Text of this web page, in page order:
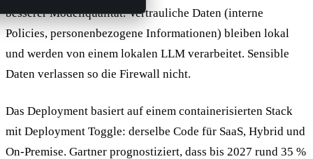
besserer Modellqualität. Vertrauliche Daten (interne
Policies, personenbezogene Informationen) bleiben lokal
und werden von einem lokalen LLM verarbeitet. Sensible
Daten verlassen so die Firewall nicht.
Das Deployment basiert auf einem containerisierten Stack
mit Deployment Toggle: derselbe Code für SaaS, Hybrid und
On-Premise. Gartner prognostiziert, dass bis 2027 rund 35 %